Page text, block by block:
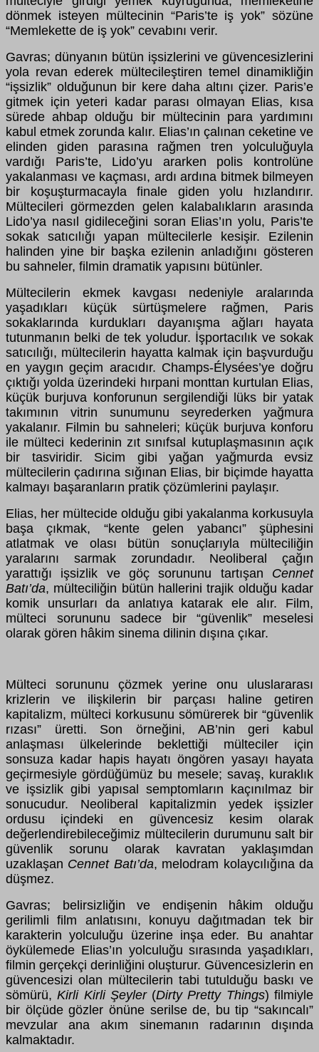
dönmek isteyen mültecinin “Paris’te iş yok” sözüne
“Memlekette de iş yok” cevabını verir.
Gavras; dünyanın bütün işsizlerini ve güvencesizlerini
yola revan ederek mültecileştiren temel dinamikliğin
“işsizlik” olduğunun bir kere daha altını çizer. Paris’e
gitmek için yeteri kadar parası olmayan Elias, kısa
sürede ahbap olduğu bir mültecinin para yardımını
kabul etmek zorunda kalır. Elias’ın çalınan ceketine ve
elinden giden parasına rağmen tren yolculuğuyla
vardığı Paris’te, Lido’yu ararken polis kontrolüne
yakalanması ve kaçması, ardı ardına bitmek bilmeyen
bir koşuşturmacayla finale giden yolu hızlandırır.
Mültecileri görmezden gelen kalabalıkların arasında
Lido’ya nasıl gidileceğini soran Elias’ın yolu, Paris’te
sokak satıcılığı yapan mültecilerle kesişir. Ezilenin
halinden yine bir başka ezilenin anladığını gösteren
bu sahneler, filmin dramatik yapısını bütünler.
Mültecilerin ekmek kavgası nedeniyle aralarında
yaşadıkları küçük sürtüşmelere rağmen, Paris
sokaklarında kurdukları dayanışma ağları hayata
tutunmanın belki de tek yoludur. İşportacılık ve sokak
satıcılığı, mültecilerin hayatta kalmak için başvurduğu
en yaygın geçim aracıdır. Champs-Élysées’ye doğru
çıktığı yolda üzerindeki hırpani monttan kurtulan Elias,
küçük burjuva konforunun sergilendiği lüks bir yatak
takımının vitrin sunumunu seyrederken yağmura
yakalanır. Filmin bu sahneleri; küçük burjuva konforu
ile mülteci kederinin zıt sınıfsal kutuplaşmasının açık
bir tasviridir. Sicim gibi yağan yağmurda evsiz
mültecilerin çadırına sığınan Elias, bir biçimde hayatta
kalmayı başaranların pratik çözümlerini paylaşır.
Elias, her mültecide olduğu gibi yakalanma korkusuyla
başa çıkmak, “kente gelen yabancı” şüphesini
atlatmak ve olası bütün sonuçlarıyla mülteciliğin
yaralarını sarmak zorundadır. Neoliberal çağın
yarattığı işsizlik ve göç sorununu tartışan Cennet
Batı’da, mülteciliğin bütün hallerini trajik olduğu kadar
komik unsurları da anlatıya katarak ele alır. Film,
mülteci sorununu sadece bir “güvenlik” meselesi
olarak gören hâkim sinema dilinin dışına çıkar.
Mülteci sorununu çözmek yerine onu uluslararası
krizlerin ve ilişkilerin bir parçası haline getiren
kapitalizm, mülteci korkusunu sömürerek bir “güvenlik
rızası” üretti. Son örneğini, AB’nin geri kabul
anlaşması ülkelerinde beklettiği mülteciler için
sonsuza kadar hapis hayatı öngören yasayı hayata
geçirmesiyle gördüğümüz bu mesele; savaş, kuraklık
ve işsizlik gibi yapısal semptomların kaçınılmaz bir
sonucudur. Neoliberal kapitalizmin yedek işsizler
ordusu içindeki en güvencesiz kesim olarak
değerlendirebileceğimiz mültecilerin durumunu salt bir
güvenlik sorunu olarak kavratan yaklaşımdan
uzaklaşan Cennet Batı’da, melodram kolaycılığına da
düşmez.
Gavras; belirsizliğin ve endişenin hâkim olduğu
gerilimli film anlatısını, konuyu dağıtmadan tek bir
karakterin yolculuğu üzerine inşa eder. Bu anahtar
öykülemede Elias’ın yolculuğu sırasında yaşadıkları,
filmin gerçekçi derinliğini oluşturur. Güvencesizlerin en
güvencesizi olan mültecilerin tabi tutulduğu baskı ve
sömürü,Kirli Kirli Şeyler(Dirty Pretty Things) filmiyle
bir ölçüde gözler önüne serilse de, bu tip “sakıncalı”
mevzular ana akım sinemanın radarının dışında
kalmaktadır.